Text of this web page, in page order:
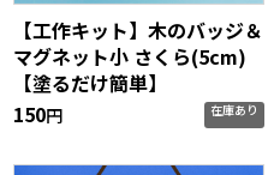
【工作キット】木のバッジ＆
マグネット小 さくら(5cm)
【塗るだけ簡単】
150円 在庫あり